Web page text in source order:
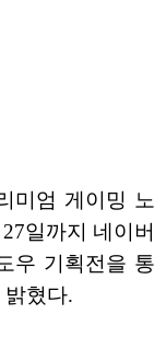
미엄 게이밍 노
일까지 네이버
우 기획전을 통
혔다.